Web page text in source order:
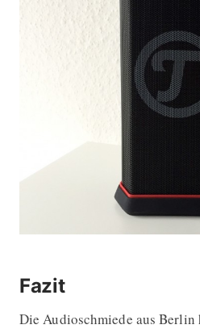
Fazit
Die Audioschmiede aus